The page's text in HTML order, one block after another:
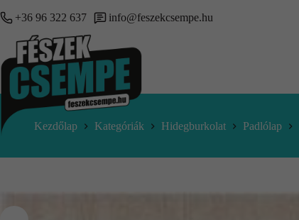
+36 96 322 637 info@feszekcsempe.hu
Kezdőlap Kategóriák Hidegburkolat Padlólap